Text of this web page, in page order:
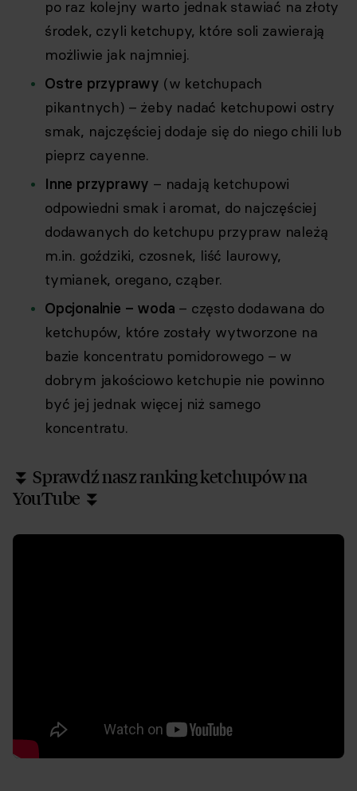
po raz kolejny warto jednak stawiać na złoty
środek, czyli ketchupy, które soli zawierają
możliwie jak najmniej.
Ostre przyprawy (w ketchupach
pikantnych) – żeby nadać ketchupowi ostry
smak, najczęściej dodaje się do niego chili lub
pieprz cayenne.
Inne przyprawy – nadają ketchupowi
odpowiedni smak i aromat, do najczęściej
dodawanych do ketchupu przypraw należą
m.in. goździki, czosnek, liść laurowy,
tymianek, oregano, cząber.
Opcjonalnie – woda – często dodawana do
ketchupów, które zostały wytworzone na
bazie koncentratu pomidorowego – w
dobrym jakościowo ketchupie nie powinno
być jej jednak więcej niż samego
koncentratu.
⏬ Sprawdź nasz ranking ketchupów na
YouTube ⏬